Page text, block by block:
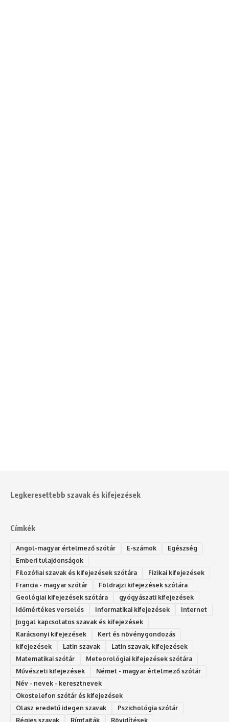
Legkeresettebb szavak és kifejezések
Címkék
Angol-magyar értelmező szótár E-számok
Egészség
Emberi tulajdonságok
Filozófiai szavak és kifejezések szótára
Fizikai kifejezések
Francia - magyar szótár
Földrajzi kifejezések szótára
Geológiai kifejezések szótára
gyógyászati kifejezések
Időmértékes verselés
Informatikai kifejezések
Internet
Joggal kapcsolatos szavak és kifejezések
Karácsonyi kifejezések
Kert és növénygondozás
kifejezések
Latin szavak
Latin szavak, kifejezések
Matematikai szótár
Meteorológiai kifejezések szótára
Művészeti kifejezések
Német - magyar értelmező szótár
Név - nevek - keresztnevek
Okostelefon szótár és kifejezések
Olasz eredetű idegen szavak
Ps‮gólohciz‬ia s‮átóz‬r
Régies szavak
Rímfajták Rövidítések